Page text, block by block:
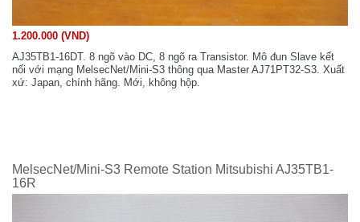
1.200.000 (VND)
AJ35TB1-16DT. 8 ngõ vào DC, 8 ngõ ra Transistor. Mô đun Slave kết
nối với mạng MelsecNet/Mini-S3 thông qua Master AJ71PT32-S3. Xuất
xứ: Japan, chính hãng. Mới, không hộp.
MelsecNet/Mini-S3 Remote Station Mitsubishi AJ35TB1-
16R